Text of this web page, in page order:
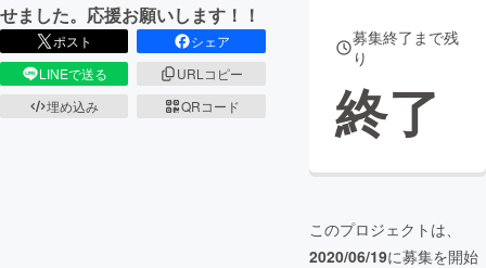
せました。応援お願いします！！
ポスト
シェア
LINEで送る
URLコピー
埋め込み
QRコード
募集終了まで残
り
終了
このプロジェクトは、
2020/06/19に募集を開始